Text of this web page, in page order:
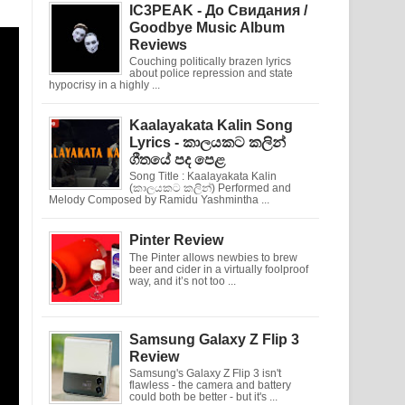
IC3PEAK - До Свидания /
Goodbye Music Album
Reviews
Couching politically brazen lyrics
about police repression and state
hypocrisy in a highly ...
Kaalayakata Kalin Song
Lyrics - කාලයකට කලින්
ගීතයේ පද පෙළ
Song Title : Kaalayakata Kalin
(කාලයකට කලින්) Performed and
Melody Composed by Ramidu Yashmintha ...
Pinter Review
The Pinter allows newbies to brew
beer and cider in a virtually foolproof
way, and it’s not too ...
Samsung Galaxy Z Flip 3
Review
Samsung's Galaxy Z Flip 3 isn't
flawless - the camera and battery
could both be better - but it's ...